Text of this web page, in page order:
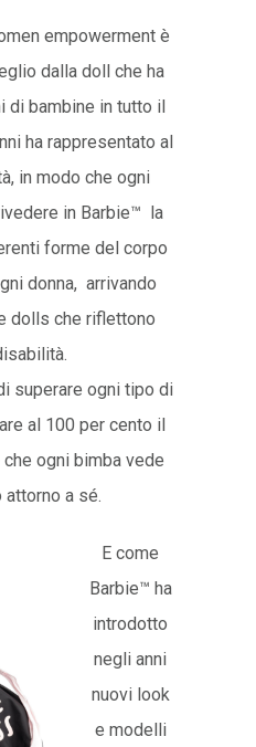
empowerment è
dalla doll che ha
di bambine in tutto il
ha rappresentato al
in modo che ogni
in Barbie™ la
forme del corpo
donna, arrivando
dolls che riflettono
superare ogni tipo di
al 100 per cento il
ogni bimba vede
attorno a sé.
E come
Barbie™ ha
introdotto
negli anni
nuovi look
e modelli